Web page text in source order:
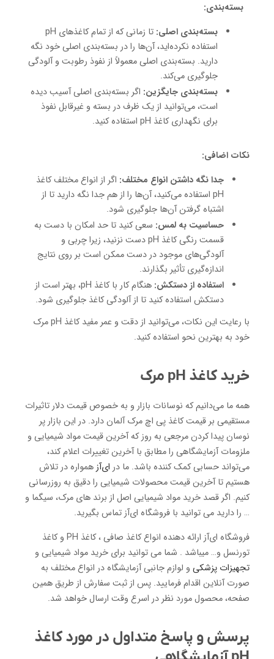
بسته‌بندی:
بسته‌بندی اصلی:
تا زمانی که از تمام کاغذهای pH
استفاده نکرده‌اید، آن‌ها را در بسته‌بندی اصلی خود نگه
دارید. بسته‌بندی اصلی معمولاً از نفوذ رطوبت و آلودگی
جلوگیری می‌کند.
بسته‌بندی جایگزین: اگر بسته‌بندی اصلی آسیب دیده
است، می‌توانید از یک ظرف در بسته و غیرقابل نفوذ
برای نگهداری کاغذ pH استفاده کنید.
نکات اضافی:
جدا نگه داشتن انواع مختلف: اگر از انواع مختلف کاغذ
pH استفاده می‌کنید، آن‌ها را از هم جدا نگه دارید تا از
اشتباه گرفتن آن‌ها جلوگیری شود.
حساسیت به لمس: سعی کنید تا حد امکان با دست به
قسمت رنگی کاغذ pH دست نزنید، زیرا چربی و
آلودگی‌های موجود در دست ممکن است بر روی نتایج
اندازه‌گیری تأثیر بگذارند.
استفاده از دستکش:
هنگام کار با کاغذ pH، بهتر است از
دستکش استفاده کنید تا از آلودگی کاغذ جلوگیری شود.
با رعایت این نکات، می‌توانید از دقت و عمر مفید کاغذ pH مرک
خود به بهترین نحو استفاده کنید.
خرید کاغذ pH مرک
همه ما می‌دانیم که نوسانات بازار و به خصوص قیمت دلار تاثیرات
مستقیمی بر قیمت کاغذ پی اچ مرک آلمان دارد. در این بازار پر
نوسان پیدا کردن مرجعی به روز که آخرین قیمت مواد شیمیایی و
ملزومات آزمایشگاهی را مطابق با آخرین تغییرات اعلام کند،
می‌تواند حسابی کمک کننده باشد. ما در ای‌آزهمواره در تلاش
هستیم تا آخرین قیمت محصولات شیمیایی را دقیق به روزرسانی
کنیم. اگر قصد خرید مواد شیمیایی اصل از برند های مرک، سیگما و
… را دارید می توانید با فروشگاه ای‌آز تماس بگیرید.
فروشگاه ای‌آز ارائه دهنده انواع کاغذ صافی ، کاغذ PH و کاغذ
تورنسل و… میباشد . شما می توانید برای خرید مواد شیمیایی و
تجهیزات پزشکی و لوازم جانبی آزمایشگاه در انواع مختلف به
صورت آنلاین اقدام فرمایید. پس از ثبت سفارش از طریق همین
صفحه، محصول مورد نظر در اسرع وقت ارسال خواهد شد.
پرسش و پاسخ متداول در مورد کاغذ